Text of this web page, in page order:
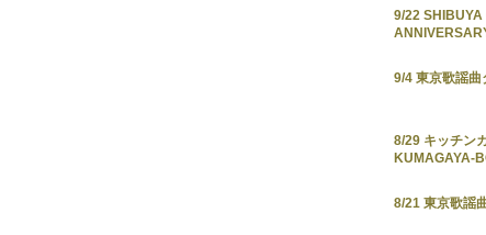
9/22 SHIBUYA
9/4 東京歌謡曲
8/29 キッチン
KUMAGAYA-
8/21 東京歌謡